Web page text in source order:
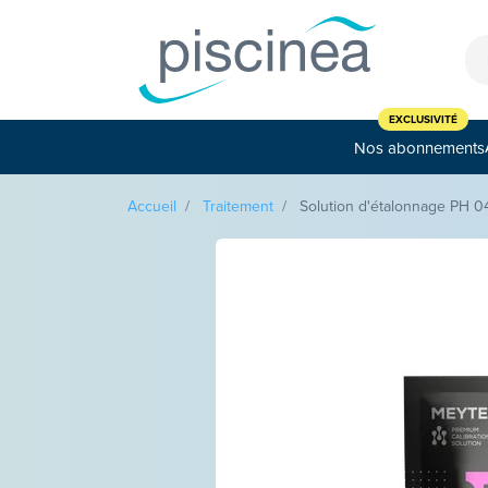
Nos abonnements
Accueil Traitement Solution d'étalonnage PH